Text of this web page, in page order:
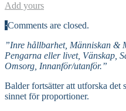
Add yours
·Comments are closed.
”Inre hållbarhet, Människan &
Pengarna eller livet, Vänskap,
Omsorg, Innanför/utanför.”
Balder fortsätter att utforska det
sinnet för proportioner.